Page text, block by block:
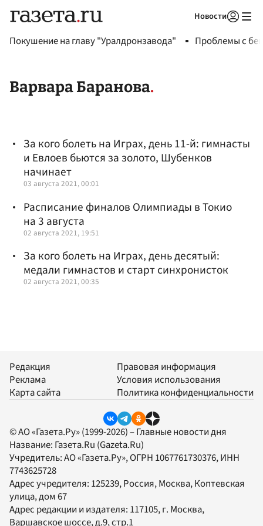
Новости
Покушение на главу "Уралдронзавода" Проблемы с
Варвара Баранова
За кого болеть на Играх, день 11-й: гимнасты
и Евлоев бьются за золото, Шубенков
начинает
03 августа 2021, 00:01
Расписание финалов Олимпиады в Токио
на 3 августа
02 августа 2021, 19:51
За кого болеть на Играх, день десятый:
медали гимнастов и старт синхронисток
02 августа 2021, 00:35
Редакция
Реклама
Карта сайта
Правовая информация
Условия использования
Политика конфиденциальности
© АО «Газета.Ру» (1999-2026) – Главные новости дня
Название: Газета.Ru (Gazeta.Ru)
Учредитель:АО «Газета.Ру», ОГРН 1067761730376, ИНН
7743625728
Адрес учредителя: 125239, Россия, Москва, Коптевская
улица, дом 67
Адрес редакции и издателя: 117105, г. Москва,
Варшавское шоссе, д.9, стр.1